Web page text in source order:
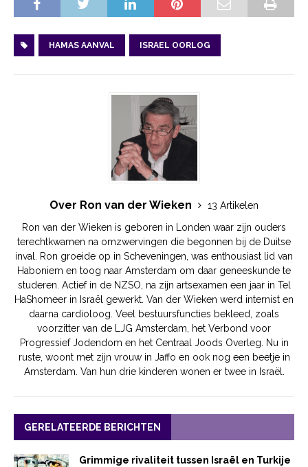
HAMAS AANVAL ISRAEL OORLOG
Over Ron van der Wieken
13 Artikelen
Ron van der Wieken is geboren in Londen waar zijn ouders
terechtkwamen na omzwervingen die begonnen bij de Duitse
inval. Ron groeide op in Scheveningen, was enthousiast lid van
Haboniem en toog naar Amsterdam om daar geneeskunde te
studeren. Actief in de NZSO, na zijn artsexamen een jaar in Tel
HaShomeer in Israël gewerkt. Van der Wieken werd internist en
daarna cardioloog. Veel bestuursfuncties bekleed, zoals
voorzitter van de LJG Amsterdam, het Verbond voor
Progressief Jodendom en het Centraal Joods Overleg. Nu in
ruste, woont met zijn vrouw in Jaffo en ook nog een beetje in
Amsterdam. Van hun drie kinderen wonen er twee in Israël.
GERELATEERDE BERICHTEN
Grimmige rivaliteit tussen Israël en Turkije